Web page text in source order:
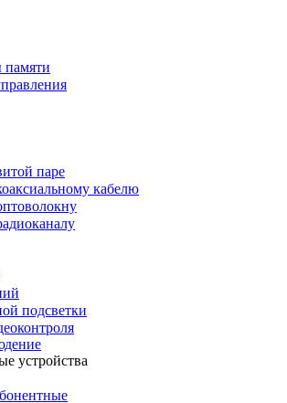
памяти
паре
кабелю
подсветки
устройства